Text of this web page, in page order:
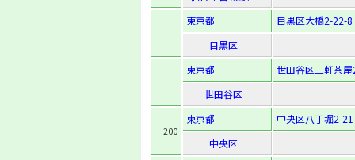
東京都
目黒区大橋2-22-8
目黒区
東京都
世田谷区三軒茶
世田谷区
200
東京都
中央区八丁堀2-
中央区